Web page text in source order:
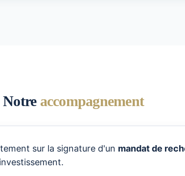
Notre accompagnement
sur la signature d'un mandat de